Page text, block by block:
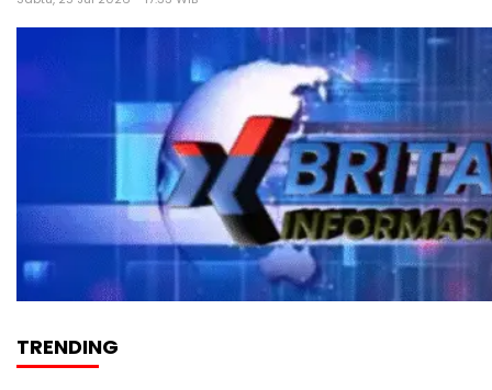
TRENDING